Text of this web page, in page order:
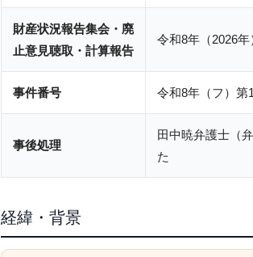
財産状況報告集会・廃
止意見聴取・計算報告
令和8年（2026
事件番号 令和8年（フ）第
事後処理
田中暁弁護士（
た
経緯・背景